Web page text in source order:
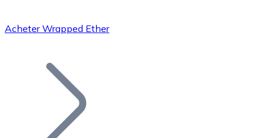
Bitcoin
Acheter Wrapped Ether